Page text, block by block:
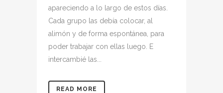
apareciendo a lo largo de estos días.
Cada grupo las debía colocar, al
alimón y de forma espontánea, para
poder trabajar con ellas luego. E
intercambié las...
READ MORE